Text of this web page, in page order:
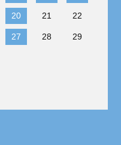
20 21 22
27 28 29